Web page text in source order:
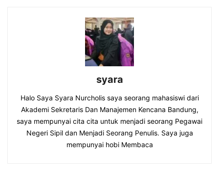
syara
Halo Saya Syara Nurcholis saya seorang mahasiswi dari
Akademi Sekretaris Dan Manajemen Kencana Bandung,
saya mempunyai cita cita untuk menjadi seorang Pegawai
Negeri Sipil dan Menjadi Seorang Penulis. Saya juga
mempunyai hobi Membaca